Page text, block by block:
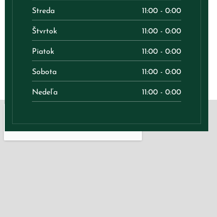
Streda 11:00 - 0:00
Štvrtok 11:00 - 0:00
Piatok 11:00 - 0:00
Sobota 11:00 - 0:00
Nedeľa 11:00 - 0:00